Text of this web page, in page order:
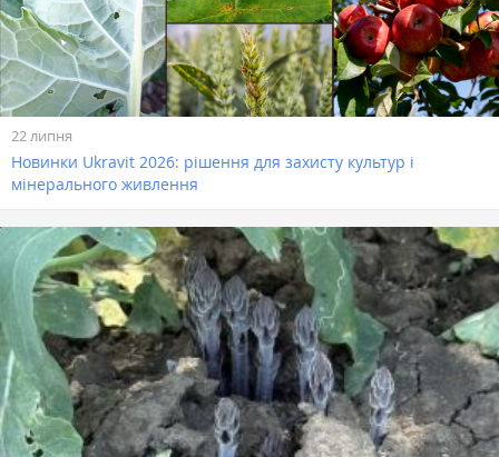
22 липня
Новинки Ukravit 2026: рішення для захисту культур і
мінерального живлення